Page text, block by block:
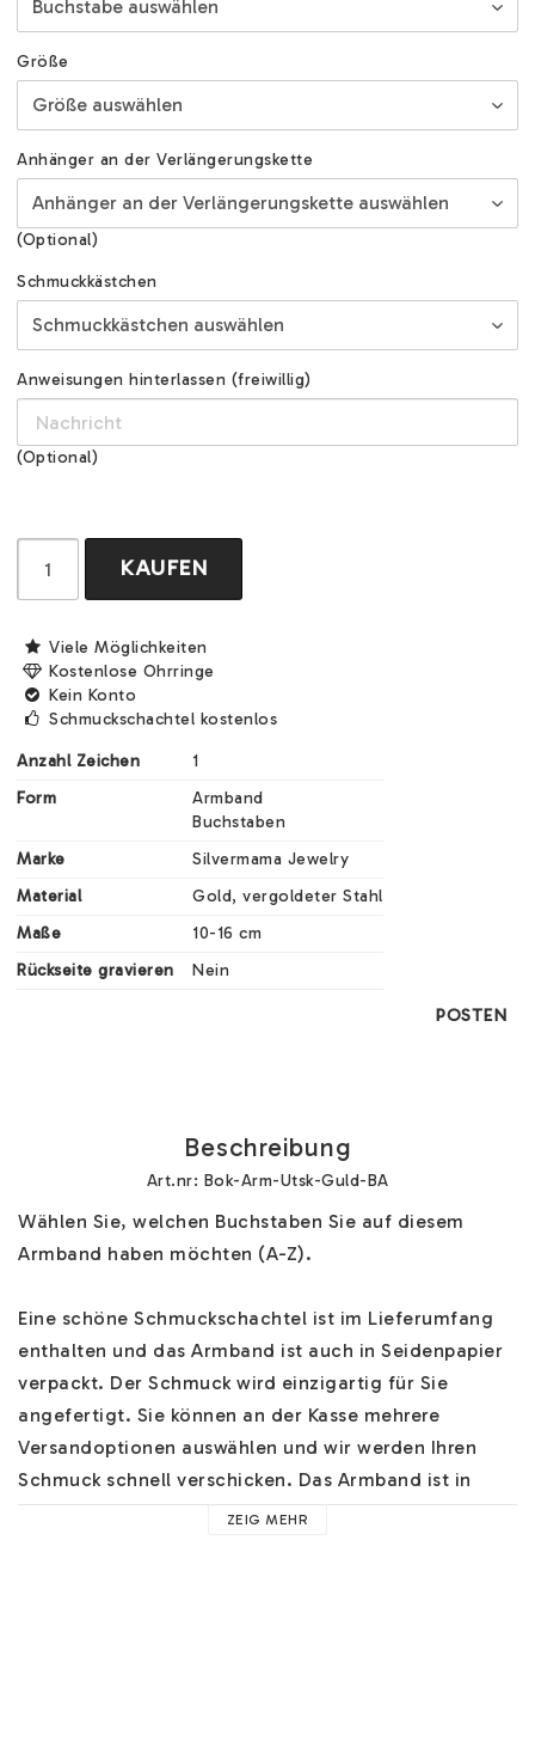
Größe
Anhänger an der Verlängerungskette
(Optional)
Schmuckkästchen
Anweisungen hinterlassen (freiwillig)
(Optional)
KAUFEN
Viele Möglichkeiten
Kostenlose Ohrringe
Kein Konto
Schmuckschachtel kostenlos
Anzahl Zeichen
1
Form
Armband
Buchstaben
Marke
Silvermama Jewelry
Material
Gold, vergoldeter Stahl
Maße
10-16 cm
Rückseite gravieren
Nein
POSTEN
Beschreibung
Art.nr: Bok-Arm-Utsk-Guld-BA
Wählen Sie, welchen Buchstaben Sie auf diesem
Armband haben möchten (A-Z).
Eine schöne Schmuckschachtel ist im Lieferumfang
enthalten und das Armband ist auch in Seidenpapier
verpackt. Der Schmuck wird einzigartig für Sie
angefertigt. Sie können an der Kasse mehrere
Versandoptionen auswählen und wir werden Ihren
Schmuck schnell verschicken. Das Armband ist in
verschiedenen Längen erhältlich.
ZEIG MEHR